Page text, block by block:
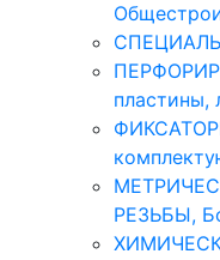
пластины,
РЕЗЬБЫ,